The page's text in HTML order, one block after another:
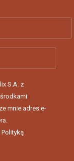
S.A. z
mnie adres e-